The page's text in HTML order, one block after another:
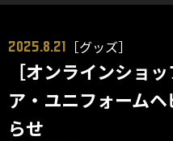
2025.8.21 ［グッズ］
［オンラインショ
ア・ユニフォーム
らせ